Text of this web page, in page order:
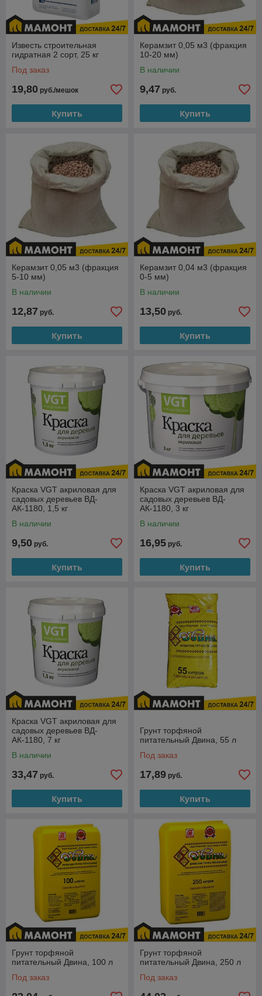
Известь строительная
гидратная 2 сорт, 25 кг
Под заказ
19,80 руб./мешок
Купить
Керамзит 0,05 м3 (фракция
10-20 мм)
В наличии
9,47 руб.
Купить
Керамзит 0,05 м3 (фракция
5-10 мм)
В наличии
12,87 руб.
Купить
Керамзит 0,04 м3 (фракция
0-5 мм)
В наличии
13,50 руб.
Купить
Краска VGT акриловая для
садовых деревьев ВД-
АК-1180, 1,5 кг
В наличии
9,50 руб.
Купить
Краска VGT акриловая для
садовых деревьев ВД-
АК-1180, 3 кг
В наличии
16,95 руб.
Купить
Краска VGT акриловая для
садовых деревьев ВД-
АК-1180, 7 кг
В наличии
33,47 руб.
Купить
Грунт торфяной
питательный Двина, 55 л
Под заказ
17,89 руб.
Купить
Грунт торфяной
питательный Двина, 100 л
Под заказ
Грунт торфяной
питательный Двина, 250 л
Под заказ